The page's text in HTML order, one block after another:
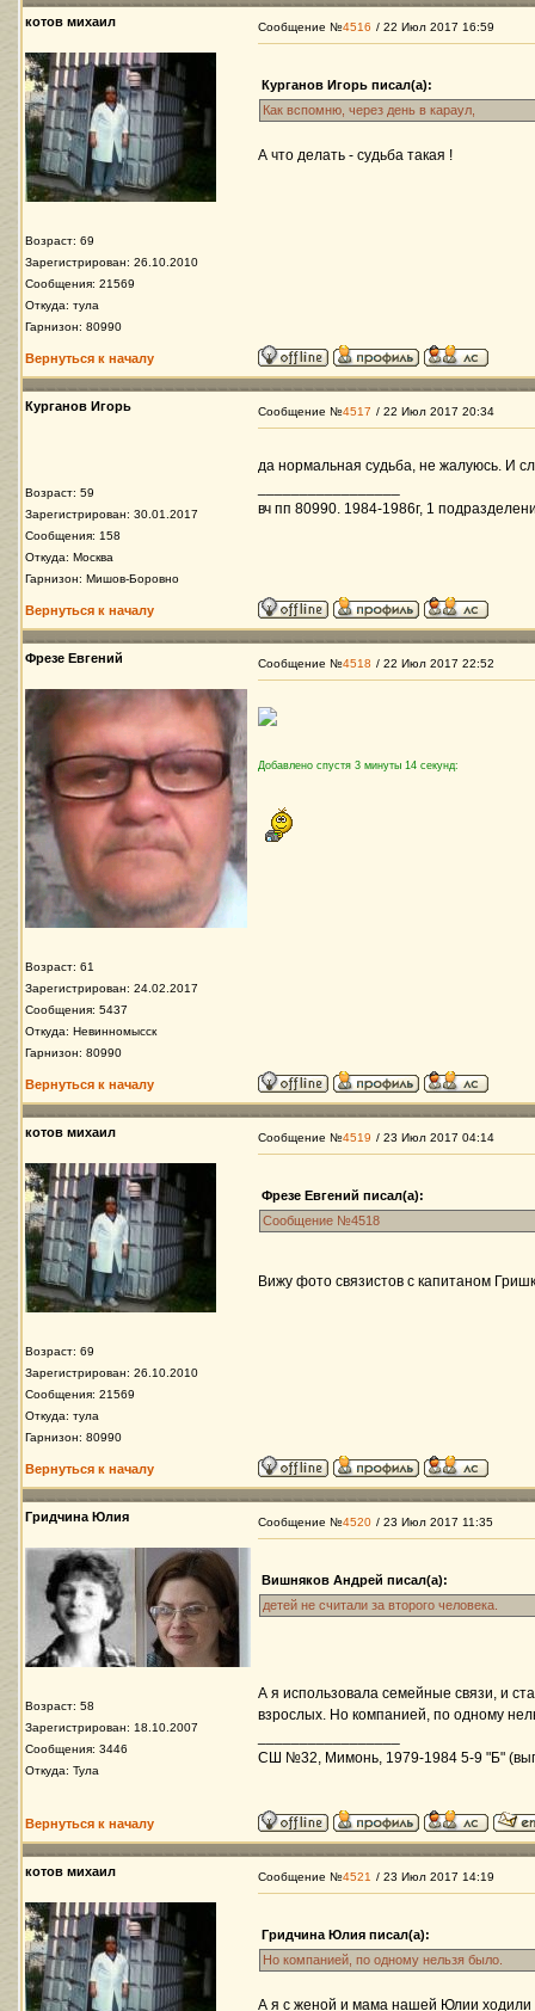
котов михаил
Возраст: 69
Зарегистрирован: 26.10.2010
Сообщения: 21569
Откуда: тула
Гарнизон: 80990
Сообщение №4516 / 22 Июл 2017 16:59
Курганов Игорь писал(а):
Как вспомню, через день в караул,
А что делать - судьба такая !
Вернуться к началу
Курганов Игорь
Возраст: 59
Зарегистрирован: 30.01.2017
Сообщения: 158
Откуда: Москва
Гарнизон: Мишов-Боровно
Сообщение №4517 / 22 Июл 2017 20:34
да нормальная судьба, не жалуюсь. И
вч пп 80990. 1984-1986г, 1
Вернуться к началу
Фрезе Евгений
Возраст: 61
Зарегистрирован: 24.02.2017
Сообщения: 5437
Откуда: Невинномысск
Гарнизон: 80990
Сообщение №4518 / 22 Июл 2017 22:52
Добавлено спустя 3 минуты 14 секунд:
Вернуться к началу
котов михаил
Возраст: 69
Зарегистрирован: 26.10.2010
Сообщения: 21569
Откуда: тула
Гарнизон: 80990
Сообщение №4519 / 23 Июл 2017 04:14
Фрезе Евгений писал(а):
Сообщение №4518
Вижу фото связистов с капитаном
Вернуться к началу
Гридчина Юлия
Возраст: 58
Зарегистрирован: 18.10.2007
Сообщения: 3446
Откуда: Тула
Сообщение №4520 / 23 Июл 2017 11:35
Вишняков Андрей писал(а):
детей не считали за второго человека.
А я использовала семейные связи, и
взрослых. Но компанией, по одному
СШ №32, Мимонь, 1979-1984 5-9 "Б"
Вернуться к началу
котов михаил Сообщение №4521 / 23 Июл 2017 14:19
Гридчина Юлия писал(а):
Но компанией, по одному нельзя было.
А я с женой и мама нашей Юлии ходили